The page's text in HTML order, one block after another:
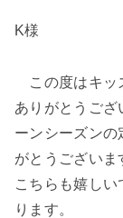
K様
この度はキッ
ありがとうござ
ーンシーズンの
がとうございま
こちらも嬉し
ります。